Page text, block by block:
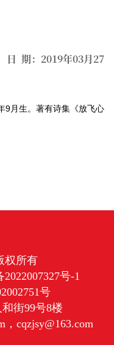
期：2019年03月27
9月生。著有诗集《放飞心
权所有
2022007327号-1
号
街99号8楼
cqzjsy@163.com